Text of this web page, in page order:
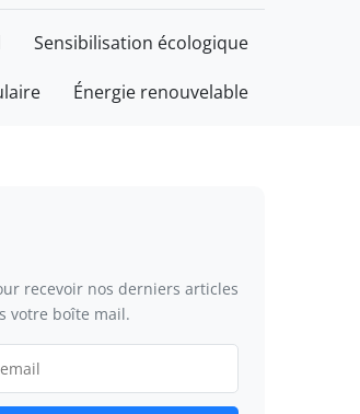
Sensibilisation écologique
Énergie renouvelable
recevoir nos derniers articles
votre boîte mail.